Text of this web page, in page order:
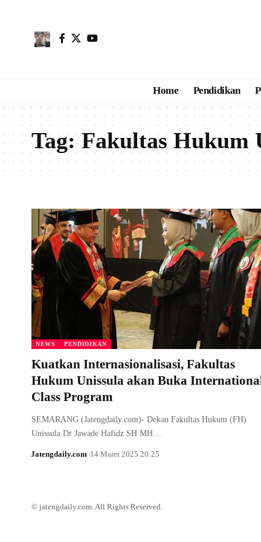
Home Pendidikan
Tag:Fakultas Hukum
NEWS PENDIDIKAN
Kuatkan Internasionalisasi, Fakultas
Hukum Unissula akan Buka
Class Program
SEMARANG (Jatengdaily.com)- Dekan Fakultas Hukum (FH)
Unissula Dr Jawade Hafidz SH MH…
Jatengdaily.com 14 Maret 2025 20:25
© jatengdaily.com. All Rights Reserved.